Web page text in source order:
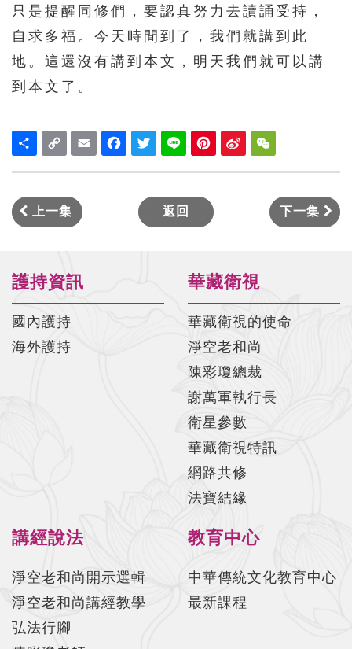
只是提醒同修們，要認真努力去讀誦受持，
自求多福。今天時間到了，我們就講到此
地。這還沒有講到本文，明天我們就可以講
到本文了。
Share
Link
Email FacebookTwitter Line Pinterest Sina
Weibo
上一集 返回 下一集
護持資訊
國內護持
海外護持
華藏衛視
華藏衛視的使命
淨空老和尚
陳彩瓊總裁
謝萬軍執行長
衛星參數
華藏衛視特訊
網路共修
法寶結緣
講經說法
淨空老和尚開示選輯
淨空老和尚講經教學
弘法行腳
教育中心
中華傳統文化教育中心
最新課程